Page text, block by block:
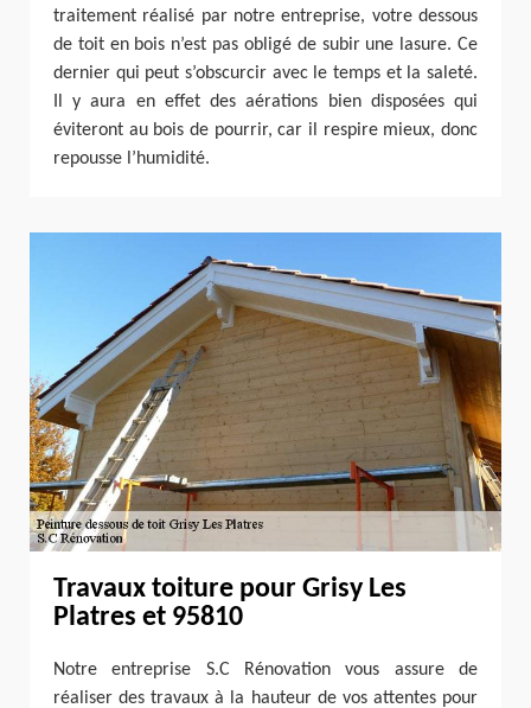
traitement réalisé par notre entreprise, votre dessous
de toit en bois n’est pas obligé de subir une lasure. Ce
dernier qui peut s’obscurcir avec le temps et la saleté.
Il y aura en effet des aérations bien disposées qui
éviteront au bois de pourrir, car il respire mieux, donc
repousse l’humidité.
Travaux toiture pour Grisy Les
Platres et 95810
Notre entreprise S.C Rénovation vous assure de
réaliser des travaux à la hauteur de vos attentes pour